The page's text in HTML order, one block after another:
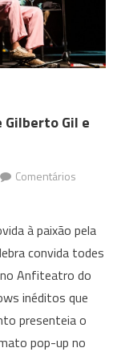
Gilberto Gil e
Comentários
à paixão pela
convida todes
no Anfiteatro do
inéditos que
presenteia o
pop-up no